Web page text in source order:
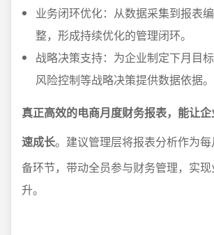
业务闭环优化：从数据采集到报表
整，形成持续优化的管理闭环。
战略决策支持：为企业制定下月目标
风险控制等战略决策提供数据依据。
真正高效的电商月度财务报表，能让
速成长。建议管理层将报表分析作为
备环节，带动全员参与财务管理，实
升。